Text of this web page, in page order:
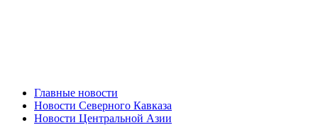
Главные новости
Новости Северного Кавказа
Новости Центральной Азии